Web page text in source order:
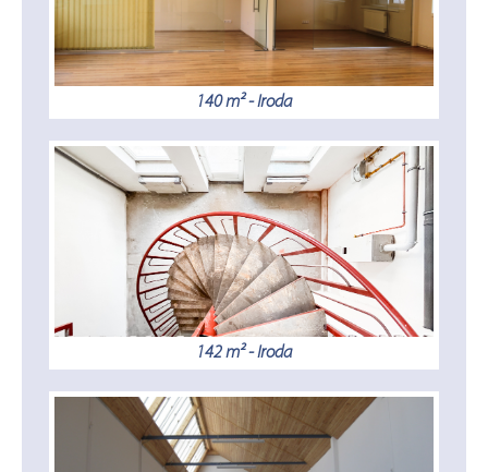
140 m² - Iroda
142 m² - Iroda